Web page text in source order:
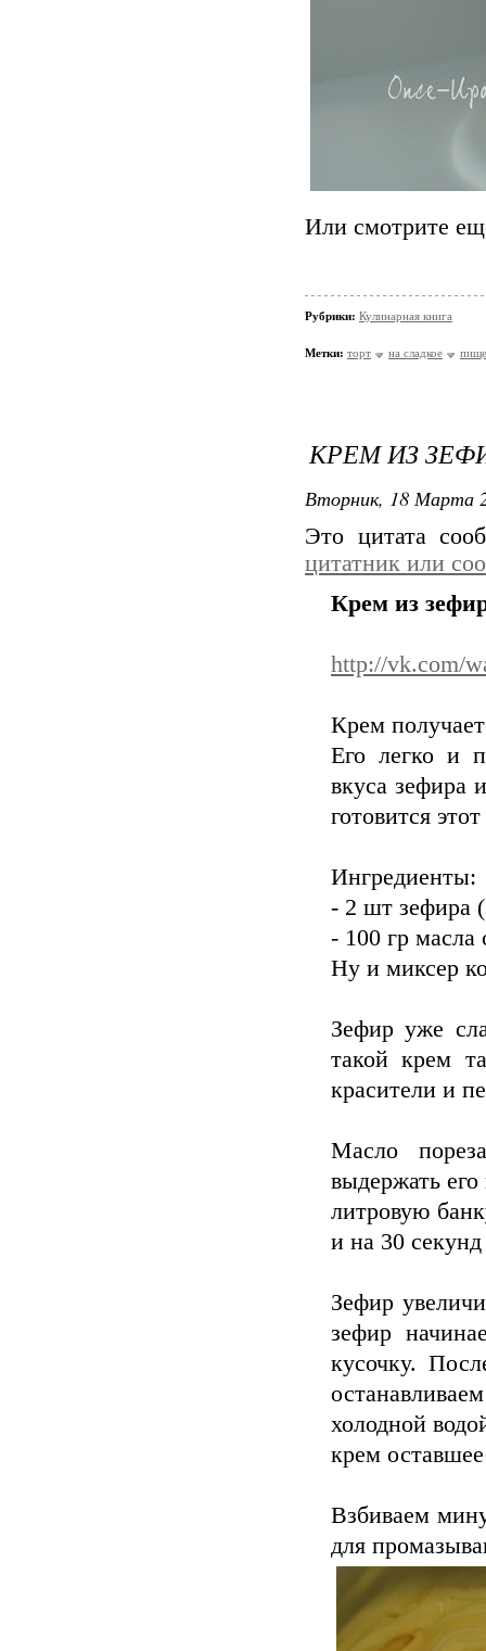
Или смотрите
Рубрики: Кулинарная книга
Метки: торт на сладкое
КРЕМ ИЗ
Вторник, 18 Марта
Это цитата
цитатник или
Крем из
http://vk.com/
Крем
Его легко и
вкуса зефира
готовится
Ингредиенты:
- 2 шт зефира
- 100 гр масла
Ну и миксер
Зефир уже
такой крем
красители и
Масло
выдержать
литровую
и на 30
Зефир
зефир
кусочку.
холодной
крем
Взбиваем
для